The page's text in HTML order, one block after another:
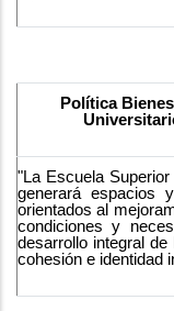
Política
"La Escuela
generará espacios
orientados al
condiciones y
desarrollo integral
cohesión e identidad